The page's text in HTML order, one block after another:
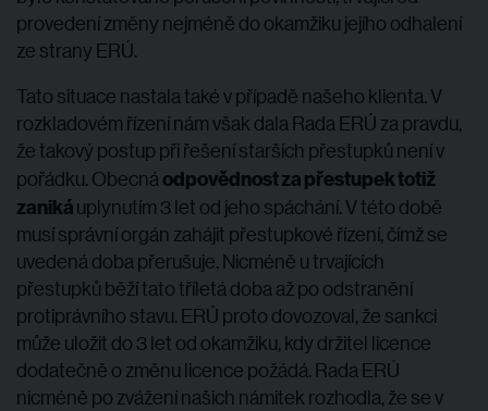
provedení změny nejméně do okamžiku jejího odhalení
ze strany ERÚ.
Tato situace nastala také v případě našeho klienta. V
rozkladovém řízení nám však dala Rada ERÚ za pravdu,
že takový postup při řešení starších přestupků není v
pořádku. Obecnáodpovědnost za přestupek totiž
zanikáuplynutím 3 let od jeho spáchání. V této době
musí správní orgán zahájit přestupkové řízení, čímž se
uvedená doba přerušuje. Nicméně u trvajících
přestupků běží tato tříletá doba až po odstranění
protiprávního stavu. ERÚ proto dovozoval, že sankci
může uložit do 3 let od okamžiku, kdy držitel licence
dodatečně o změnu licence požádá. Rada ERÚ
nicméně po zvážení našich námitek rozhodla, že se v